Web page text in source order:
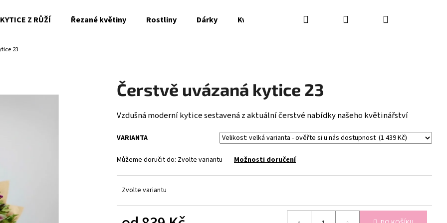
KYTICE Z RŮŽÍ Řezané květiny Rostliny Dárky Květináče, vázy Hledat PřihlášeníNákupní
23
Čerstvě uvázaná kytice 23
Vzdušná moderní kytice sestavená z aktuální čerstvé nabídky našeho květinářství
VARIANTA
Můžeme doručit do: Zvolte variantu Možnosti doručení
Zvolte variantu
Co potřebujete najít?
HLEDAT